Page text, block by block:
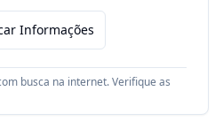
Informações
busca na internet. Verifique as